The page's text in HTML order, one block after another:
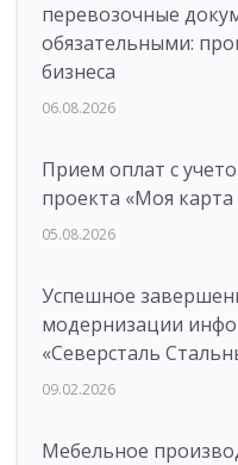
перевозочные
обязательными:
бизнеса
06.08.2026
Прием оплат с
проекта «Моя
05.08.2026
Успешное
модернизации
«Северсталь
09.02.2026
Мебельное